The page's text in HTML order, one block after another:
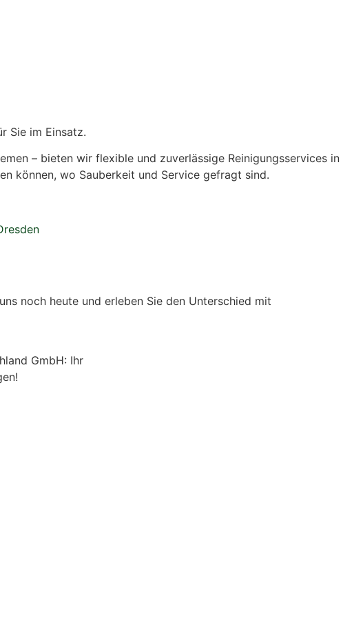
Sie im Einsatz.
– bieten wir flexible und zuverlässige Reinigungsservices in
können, wo Sauberkeit und Service gefragt sind.
noch heute und erleben Sie den Unterschied mit